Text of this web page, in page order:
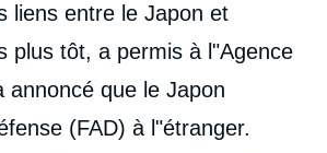
liens entre le Japon et
plus tôt, a permis à l"Agence
que le Japon
(FAD) à l"étranger.